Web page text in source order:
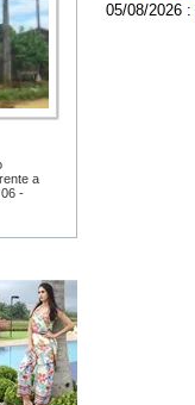
05/08/2026 :